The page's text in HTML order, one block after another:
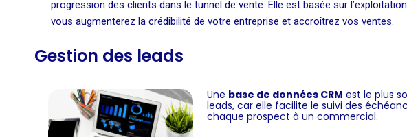
progression des clients dans le tunnel de vente. Elle est basée sur
vous augmenterez la crédibilité de votre entreprise et accroîtrez vos ventes.
Gestion des leads
Une base de données CRM est le plus
leads, car elle facilite le suivi des
chaque prospect à un commercial.